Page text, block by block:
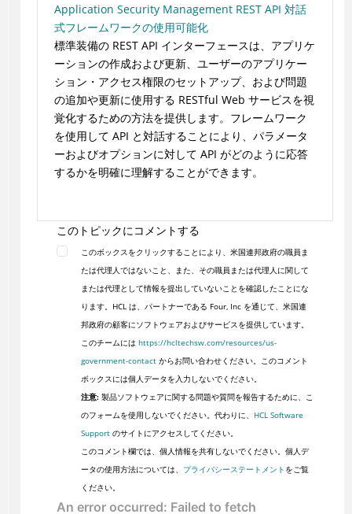
Application Security Management REST API 対話
式フレームワークの使用可能化
標準装備の REST API インターフェースは、アプリケ
ーションの作成および更新、ユーザーのアプリケー
ション・アクセス権限のセットアップ、および問題
の追加や更新に使用する RESTful Web サービスを視
覚化するための方法を提供します。フレームワーク
を使用して API と対話することにより、パラメータ
ーおよびオプションに対して API がどのように応答
するかを明確に理解することができます。
このトピックにコメントする
このボックスをクリックすることにより、米国連邦政府の職員ま
たは代理人ではないこと、また、その職員または代理人に関して
または代理として情報を提出していないことを確認したことにな
ります。HCL は、パートナーである Four, Inc を通じて、米国連
邦政府の顧客にソフトウェアおよびサービスを提供しています。
このチームには https://hcltechsw.com/resources/us-
government-contactからお問い合わせください。このコメント
ボックスには個人データを入力しないでください。
注意:製品ソフトウェアに関する問題や質問を報告するために、こ
のフォームを使用しないでください。代わりに、
HCL Software
Supportのサイトにアクセスしてください。
このコメント欄では、個人情報を共有しないでください。個人デ
ータの使用方法については、
プライバシーステートメント をご覧
ください。